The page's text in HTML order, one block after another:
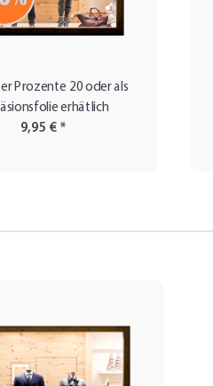
Prozente 20 oder als
erhätlich
9,95 € *